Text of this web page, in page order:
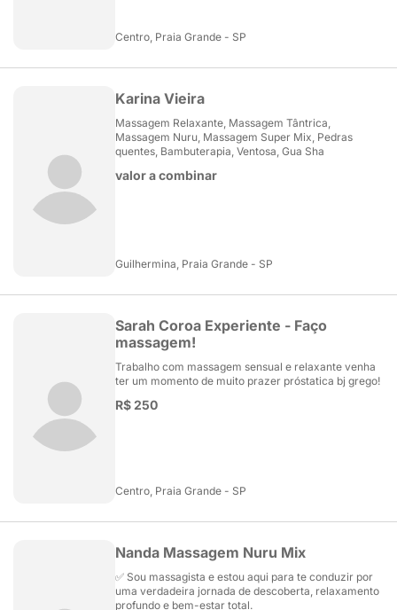
Centro, Praia Grande - SP
Karina Vieira
Massagem Relaxante, Massagem Tântrica,
Massagem Nuru, Massagem Super Mix, Pedras
quentes, Bambuterapia, Ventosa, Gua Sha
valor a combinar
Guilhermina, Praia Grande - SP
Sarah Coroa Experiente - Faço
massagem!
Trabalho com massagem sensual e relaxante venha
ter um momento de muito prazer próstatica bj grego!
R$ 250
Centro, Praia Grande - SP
Nanda Massagem Nuru Mix
✅ Sou massagista e estou aqui para te conduzir por
uma verdadeira jornada de descoberta, relaxamento
profundo e bem-estar total.